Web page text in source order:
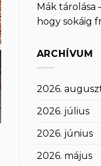
Mák tárolása
hogy sokáig
ARCHÍVUM
2026.
2026. július
2026. június
2026. május